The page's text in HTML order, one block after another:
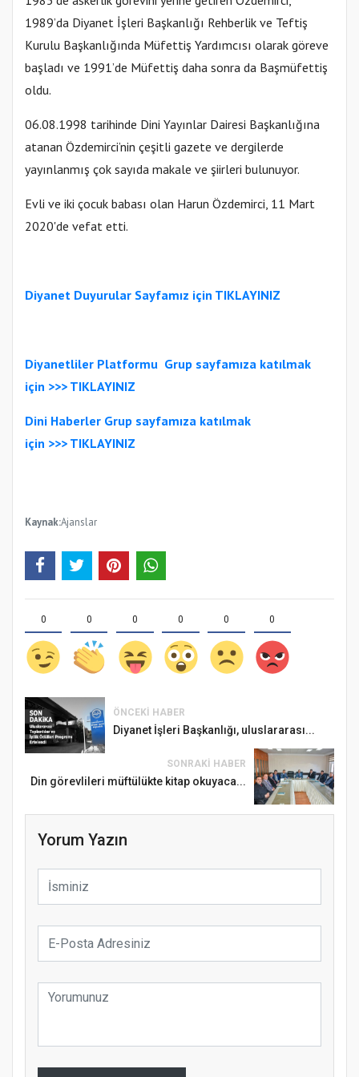
1989’da Diyanet İşleri Başkanlığı Rehberlik ve Teftiş
Kurulu Başkanlığında Müfettiş Yardımcısı olarak göreve
başladı ve 1991’de Müfettiş daha sonra da Başmüfettiş
oldu.
06.08.1998 tarihinde Dini Yayınlar Dairesi Başkanlığına
atanan Özdemirci’nin çeşitli gazete ve dergilerde
yayınlanmış çok sayıda makale ve şiirleri bulunuyor.
Evli ve iki çocuk babası olan Harun Özdemirci, 11 Mart
2020'de vefat etti.
Diyanet Duyurular Sayfamız için TIKLAYINIZ
Diyanetliler Platformu Grup sayfamıza katılmak
için >>> TIKLAYINIZ
Dini Haberler Grup sayfamıza katılmak
için >>> TIKLAYINIZ
Kaynak:Ajanslar
0 0 0 0 0 0
ÖNCEKI HABER
Diyanet İşleri Başkanlığı, uluslararası...
SONRAKI HABER
Din görevlileri müftülükte kitap okuyaca...
Yorum Yazın
Samsun Atakum’da Ayasofya Camii
Etkinliği